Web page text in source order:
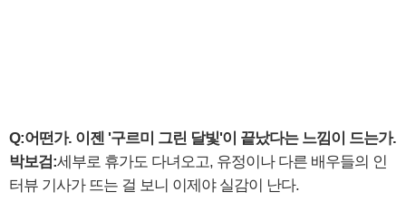
Q:어떤가. 이젠 '구르미 그린 달빛'이 끝났다는 느낌이 드는가.
박보검:세부로 휴가도 다녀오고, 유정이나 다른 배우들의 인
터뷰 기사가 뜨는 걸 보니 이제야 실감이 난다.